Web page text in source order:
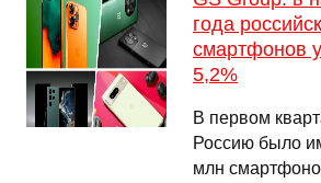
года
смартфонов
5,2%
В первом
Россию было
млн